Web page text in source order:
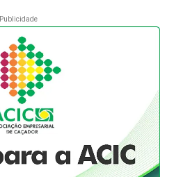
Publicidade